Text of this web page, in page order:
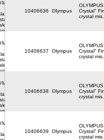
10406636 Olympus
Crystal"
crystal
10406637 Olympus
Crystal"
crystal
10406638 Olympus
Crystal"
crystal
10406639 Olympus
Crystal"
crystal